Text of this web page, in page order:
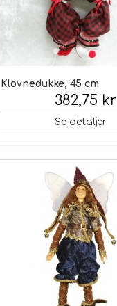
Klovnedukke, 45 cm
382,75 kr
Se detaljer